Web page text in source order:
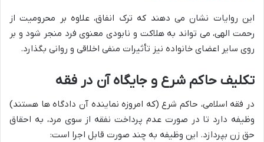
این روایات نشان می دهند که ترک انفاق، علاوه بر محرومیت از
رحمت الهی، می تواند به هلاکت و نابودی معنوی فرد منجر شود و بر
روی سایر اعضای خانواده نیز تأثیرات منفی اخلاقی و روانی بگذارد.
تکلیف حاکم شرع و جایگاه آن در فقه
در فقه اسلامی، حاکم شرع (که امروزه نماینده آن دادگاه ها هستند)
وظیفه دارد تا در صورت عدم پرداخت نفقه از سوی مرد، به احقاق
حق زن بپردازد. این وظیفه به چند صورت قابل اجرا است: